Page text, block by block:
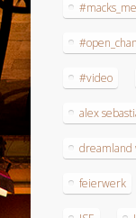
#video
alex
dreamland
feierwerk